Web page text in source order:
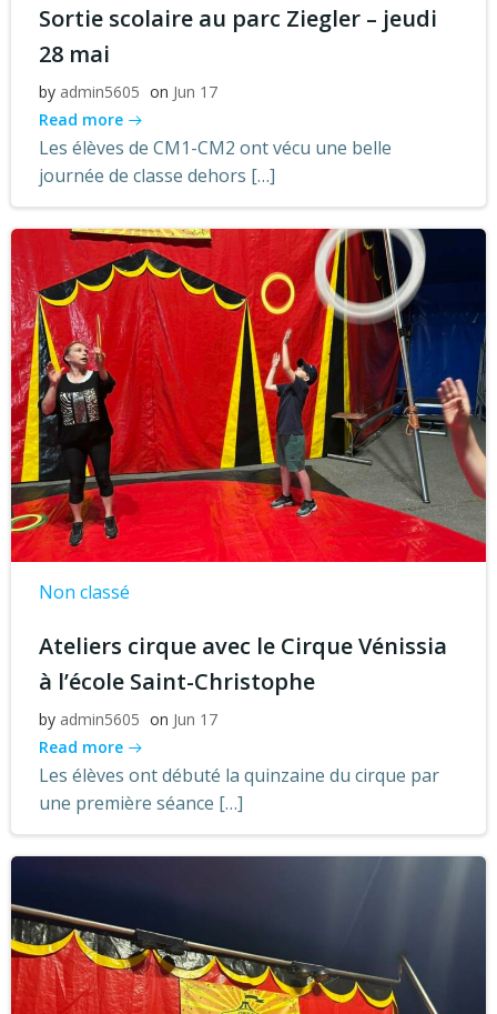
Sortie scolaire au parc Ziegler – jeudi
28 mai
by admin5605 on Jun 17
Read more
Les élèves de CM1-CM2 ont vécu une belle
journée de classe dehors […]
Non classé
Ateliers cirque avec le Cirque Vénissia
à l’école Saint-Christophe
by admin5605 on Jun 17
Read more
Les élèves ont débuté la quinzaine du cirque par
une première séance […]